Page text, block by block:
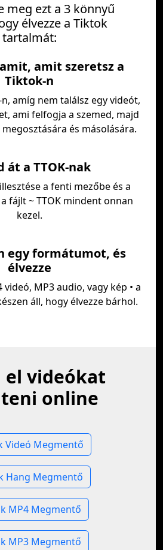
meg ezt a 3 könnyű
élvezze a Tiktok
tartalmát:
amit szeretsz a
Tiktok-n
amíg nem találsz egy videót,
ami felfogja a szemed, majd
és másolására.
át a TTOK-nak
a fenti mezőbe és a
fájlt ~ TTOK mindent onnan
kezel.
egy formátumot, és
élvezze
videó, MP3 audio, vagy kép • a
áll, hogy élvezze bárhol.
el videókat
online
Videó Megmentő
Hang Megmentő
MP4 Megmentő
MP3 Megmentő